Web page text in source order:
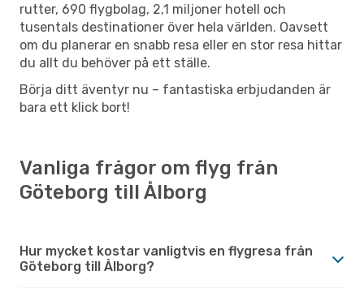
rutter, 690 flygbolag, 2,1 miljoner hotell och
tusentals destinationer över hela världen. Oavsett
om du planerar en snabb resa eller en stor resa hittar
du allt du behöver på ett ställe.
Börja ditt äventyr nu – fantastiska erbjudanden är
bara ett klick bort!
Vanliga frågor om flyg från
Göteborg till Ålborg
Hur mycket kostar vanligtvis en flygresa från
Göteborg till Ålborg?